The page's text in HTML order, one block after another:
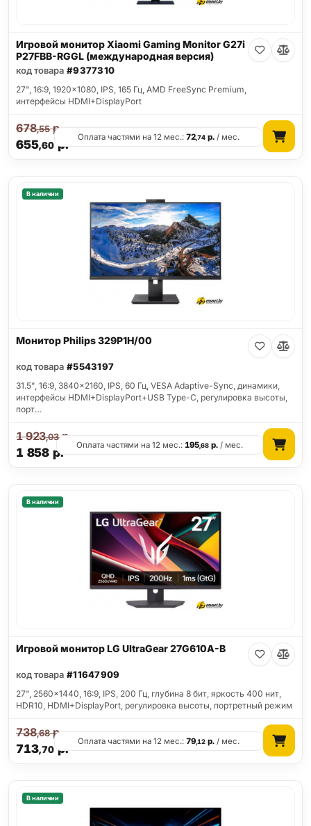
Игровой монитор Xiaomi Gaming Monitor G27i
P27FBB-RGGL (международная версия)
код товара #9377310
27", 16:9, 1920x1080, IPS, 165 Гц, AMD FreeSync Premium,
интерфейсы HDMI+DisplayPort
655,60р.
678,55р.
Оплата частями на 12 мес.:72,74 р. / мес.
В наличии
Монитор Philips 329P1H/00
код товара #5543197
31.5", 16:9, 3840x2160, IPS, 60 Гц, VESA Adaptive-Sync, динамики,
интерфейсы HDMI+DisplayPort+USB Type-C, регулировка высоты,
порт…
1 858 р.
1 923,03р.
Оплата частями на 12 мес.:195,68 р. / мес.
В наличии
Игровой монитор LG UltraGear 27G610A-B
код товара #11647909
27", 2560x1440, 16:9, IPS, 200 Гц, глубина 8 бит, яркость 400 нит,
HDR10, HDMI+DisplayPort, регулировка высоты, портретный режим
713,70р.
738,68р.
Оплата частями на 12 мес.:79,12 р. / мес.
В наличии